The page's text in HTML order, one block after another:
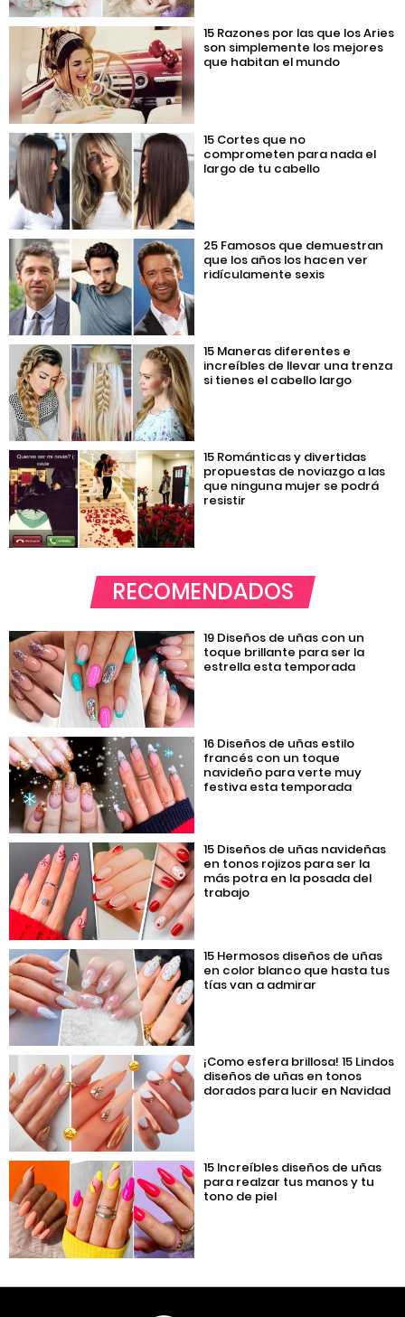
15 Razones por las que los Aries
son simplemente los mejores
que habitan el mundo
15 Cortes que no
comprometen para nada el
largo de tu cabello
25 Famosos que demuestran
que los años los hacen ver
ridículamente sexis
15 Maneras diferentes e
increíbles de llevar una trenza
si tienes el cabello largo
15 Románticas y divertidas
propuestas de noviazgo a las
que ninguna mujer se podrá
resistir
RECOMENDADOS
19 Diseños de uñas con un
toque brillante para ser la
estrella esta temporada
16 Diseños de uñas estilo
francés con un toque
navideño para verte muy
festiva esta temporada
15 Diseños de uñas navideñas
en tonos rojizos para ser la
más potra en la posada del
trabajo
15 Hermosos diseños de uñas
en color blanco que hasta tus
tías van a admirar
¡Como esfera brillosa! 15 Lindos
diseños de uñas en tonos
dorados para lucir en Navidad
15 Increíbles diseños de uñas
para realzar tus manos y tu
tono de piel